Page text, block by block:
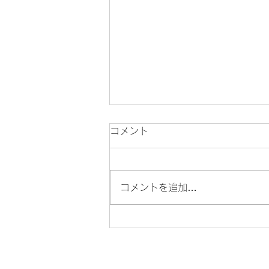
お盆の営業日
コメント
コメントを追加…